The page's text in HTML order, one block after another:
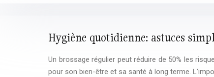
Hygiène quotidienne: astuces
Un brossage régulier peut réduire de 50% les
pour son bien-être et sa santé à long terme.